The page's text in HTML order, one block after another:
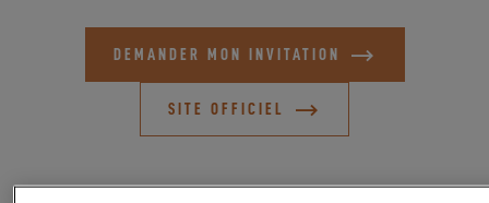
DEMANDER MON INVITATION
SITE OFFICIEL